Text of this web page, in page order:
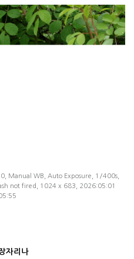
Manual WB, Auto Exposure, 1/400s,
not fired, 1024 x 683, 2026:05:01
자리나